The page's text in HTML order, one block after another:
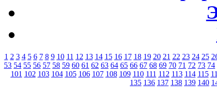
1 2 3 4 5 6 7 8 9 10 11 12 13 14 15 16 17 18 19 20 21 22 23 24 25
53 54 55 56 57 58 59 60 61 62 63 64 65 66 67 68 69 70 71 72 73 74
101 102 103 104 105 106 107 108 109 110 111 112 113 114 115
135 136 137 138 139 140